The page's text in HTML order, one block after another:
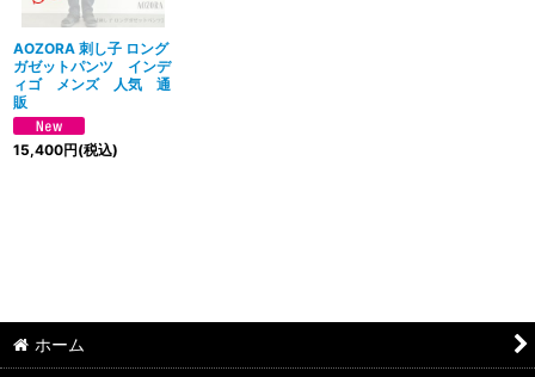
AOZORA 刺し子 ロング
ガゼットパンツ インデ
ィゴ メンズ 人気 通
販
15,400円(税込)
ホーム